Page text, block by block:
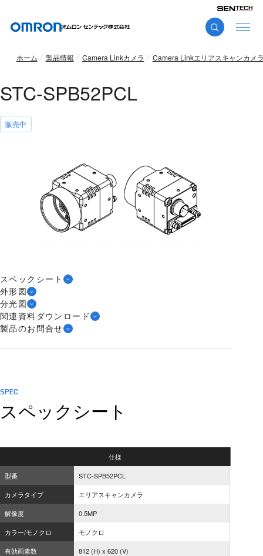
ホーム 製品情報 Camera Linkカメラ Camera Linkエリアスキャンカメ
STC-SPB52PCL
販売中
スペックシート
外形図
分光図
関連資料ダウンロード
製品のお問合せ
SPEC
スペックシート
仕様
型番
STC-SPB52PCL
カメラタイプ
エリアスキャンカメラ
解像度
0.5MP
カラー/モノクロ
モノクロ
有効画素数
812 (H) x 620 (V)